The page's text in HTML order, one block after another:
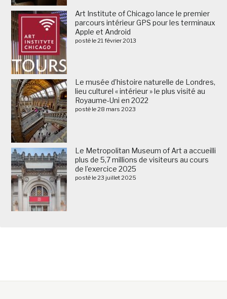
Art Institute of Chicago lance le premier
parcours intérieur GPS pour les terminaux
Apple et Android
posté le 21 février 2013
Le musée d’histoire naturelle de Londres,
lieu culturel « intérieur » le plus visité au
Royaume-Uni en 2022
posté le 28 mars 2023
Le Metropolitan Museum of Art a accueilli
plus de 5,7 millions de visiteurs au cours
de l’exercice 2025
posté le 23 juillet 2025